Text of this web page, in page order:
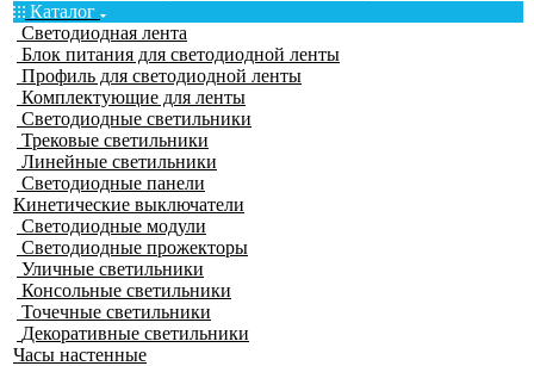
Каталог
Светодиодная лента
Блок питания для светодиодной ленты
Профиль для светодиодной ленты
Комплектующие для ленты
Светодиодные светильники
Трековые светильники
Линейные светильники
Светодиодные панели
Кинетические выключатели
Светодиодные модули
Светодиодные прожекторы
Уличные светильники
Консольные светильники
Точечные светильники
Декоративные светильники
Часы настенные